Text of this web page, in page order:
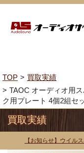
TOP
買取実績
TAOC オーディオ用
ク用プレート 4個2組セ
買取実績
【お知らせ】ウイル